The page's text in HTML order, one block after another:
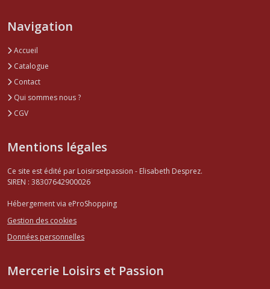
Navigation
Accueil
Catalogue
Contact
Qui sommes nous ?
CGV
Mentions légales
Ce site est édité par Loisirsetpassion - Elisabeth Desprez.
SIREN : 38307642900026
Hébergement via eProShopping
Gestion des cookies
Données personnelles
Mercerie Loisirs et Passion